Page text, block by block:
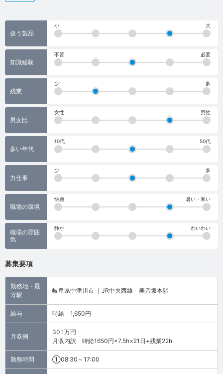
扱う製品
小 大
知識経験
不要 必要
残業
少 多
男女比
女性 男性
多い年代
10代 50代
力仕事
少 多
職場の環境
快適 暑い・寒い
職場の雰囲
気
静か わいわい
募集要項
勤務地・最
寄駅
岐阜県中津川市 ｜JR中央西線 美乃坂本駅
給与 時給 1,650円
月収例
30.1万円
月収内訳 時給1650円×7.5h×21日+残業22h
勤務時間 ①08:30～17:00